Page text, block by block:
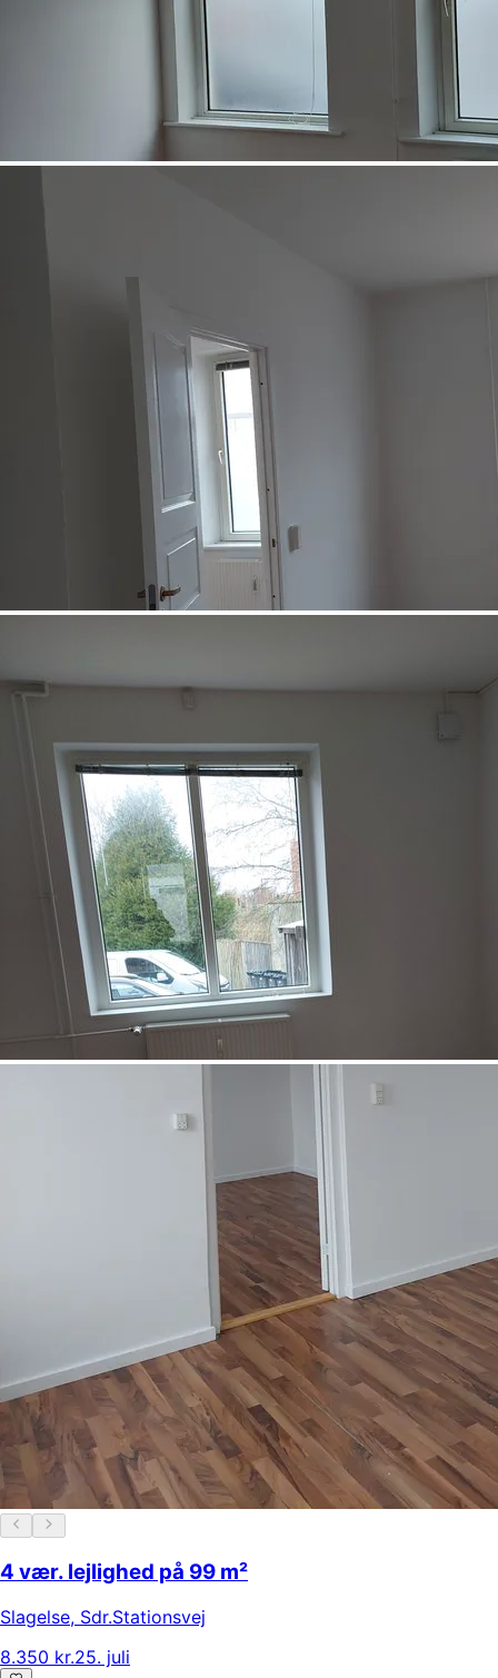
4 vær. lejlighed på 99 m²
Slagelse, Sdr.Stationsvej
8.350 kr.25. juli